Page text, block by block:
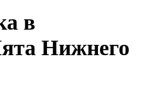
в
Нижнего